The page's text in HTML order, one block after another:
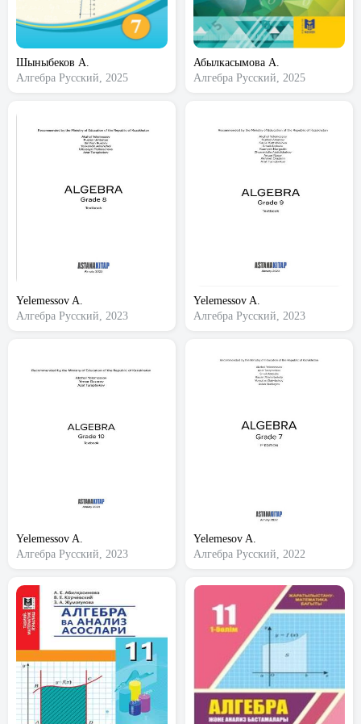
Шыныбеков А.
Алгебра Русский, 2025
Абылкасымова А.
Алгебра Русский, 2025
Yelemessov A.
Алгебра Русский, 2023
Yelemessov A.
Алгебра Русский, 2023
Yelemessov A.
Алгебра Русский, 2023
Yelemesov A.
Алгебра Русский, 2022